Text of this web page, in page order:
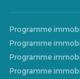
Programme
Programme
Programme
Programme